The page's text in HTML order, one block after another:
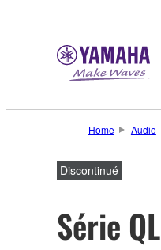
Home Audio
Discontinué
Série QL